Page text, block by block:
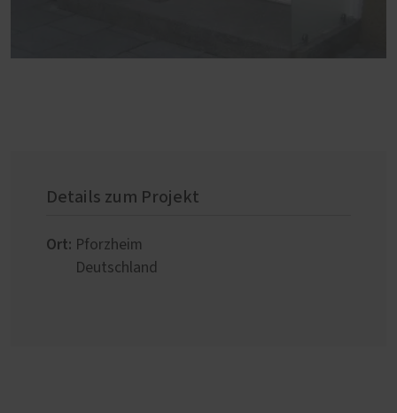
Details zum Projekt
Ort: Pforzheim
Deutschland